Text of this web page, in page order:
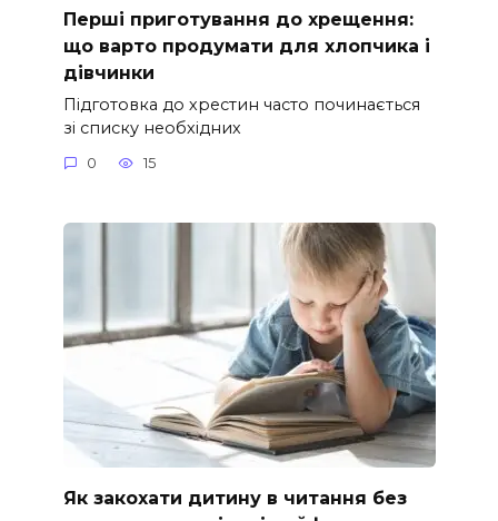
Перші приготування до хрещення:
що варто продумати для хлопчика і
дівчинки
Підготовка до хрестин часто починається
зі списку необхідних
0 15
Як закохати дитину в читання без